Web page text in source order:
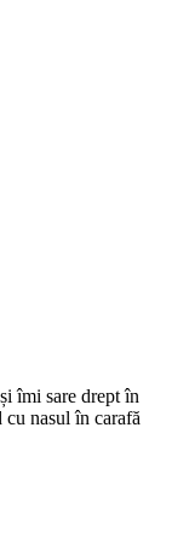
îmi sare drept în
cu nasul în carafă